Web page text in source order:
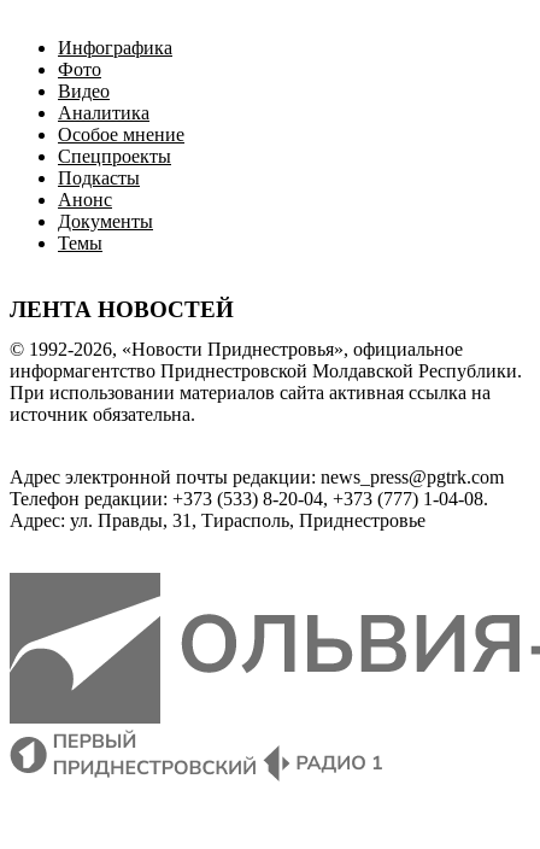
Инфографика
Фото
Видео
Аналитика
Особое мнение
Спецпроекты
Подкасты
Анонс
Документы
Темы
ЛЕНТА НОВОСТЕЙ
© 1992-2026, «Новости Приднестровья», официальное
информагентство Приднестровской Молдавской Республики.
При использовании материалов сайта активная ссылка на
источник обязательна.
Адрес электронной почты редакции: news_press@pgtrk.com
Телефон редакции: +373 (533) 8-20-04, +373 (777) 1-04-08.
Адрес: ул. Правды, 31, Тирасполь, Приднестровье